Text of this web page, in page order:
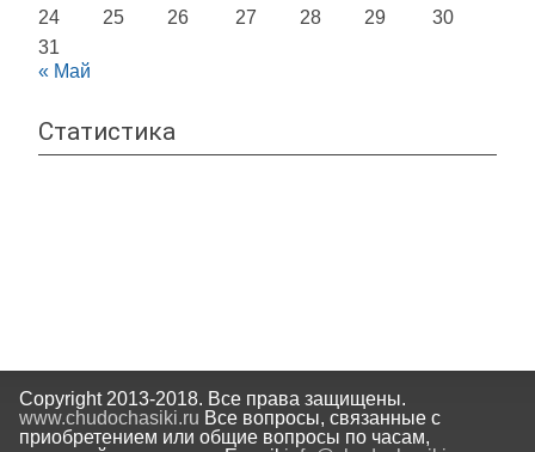
24
25 26 27 28 29
30
31
« Май
Статистика
Copyright 2013-2018. Все права защищены.
www.chudochasiki.ru Все вопросы, связанные с
приобретением или общие вопросы по часам,